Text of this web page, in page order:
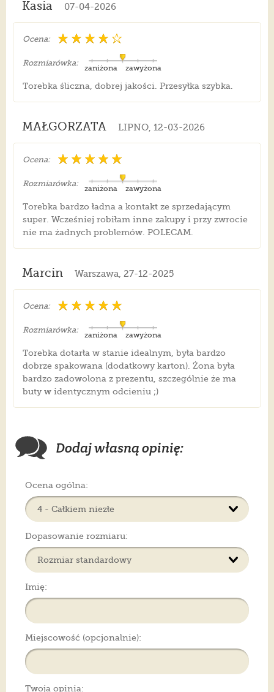
Kasia 07-04-2026
Ocena:
Rozmiarówka:
zawyżona
zaniżona
Torebka śliczna, dobrej jakości. Przesyłka szybka.
MAŁGORZATA LIPNO, 12-03-2026
Ocena:
Rozmiarówka:
zawyżona
zaniżona
Torebka bardzo ładna a kontakt ze sprzedającym
super. Wcześniej robiłam inne zakupy i przy zwrocie
nie ma żadnych problemów. POLECAM.
Marcin Warszawa, 27-12-2025
Ocena:
Rozmiarówka:
zawyżona
zaniżona
Torebka dotarła w stanie idealnym, była bardzo
dobrze spakowana (dodatkowy karton). Żona była
bardzo zadowolona z prezentu, szczególnie że ma
buty w identycznym odcieniu ;)
Dodaj własną opinię:
Ocena ogólna:
Dopasowanie rozmiaru:
Imię:
Miejscowość (opcjonalnie):
Twoja opinia: